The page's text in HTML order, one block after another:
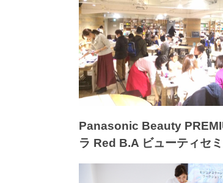
Panasonic Beauty
ラ Red B.A ビューティセ